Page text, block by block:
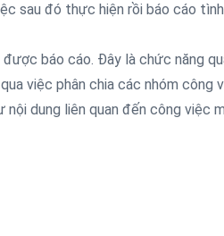
sau đó thực hiện rồi báo cáo
báo cáo. Đây là chức năng
việc phân chia các nhóm công
dung liên quan đến công việc